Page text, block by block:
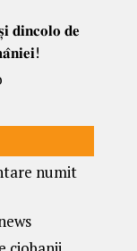
𝐝𝐢𝐧𝐜𝐨𝐥𝐨 𝐝𝐞
numit